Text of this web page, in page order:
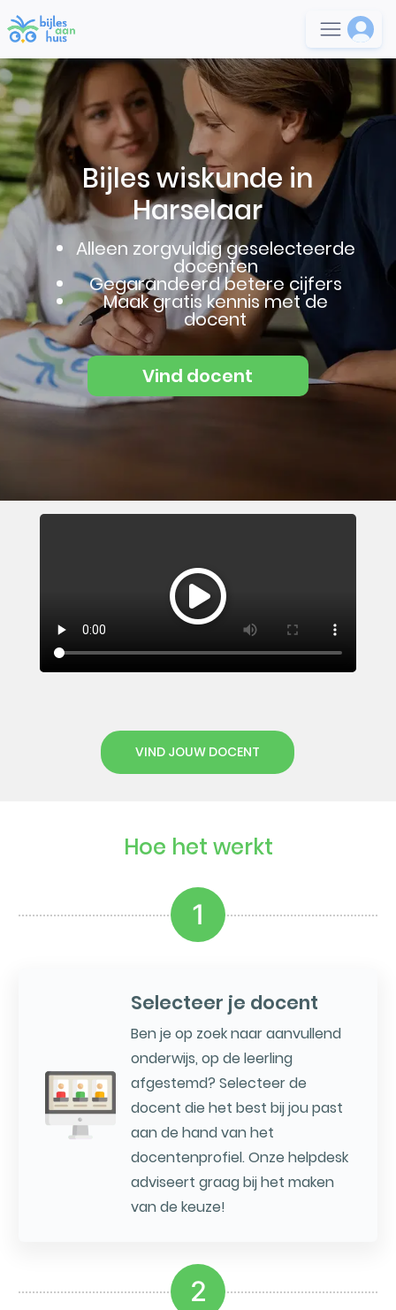
Bijles wiskunde in
Harselaar
Alleen zorgvuldig geselecteerde
docenten
Gegarandeerd betere cijfers
Maak gratis kennis met de
docent
Vind docent
VIND JOUW DOCENT
Hoe het werkt
1
Selecteer je docent
Ben je op zoek naar aanvullend
onderwijs, op de leerling
afgestemd? Selecteer de
docent die het best bij jou past
aan de hand van het
docentenprofiel. Onze helpdesk
adviseert graag bij het maken
van de keuze!
2